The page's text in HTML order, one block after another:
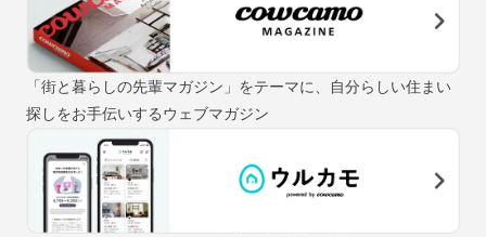
「街と暮らしの先輩マガジン」をテーマに、自分らしい住まい
探しをお手伝いするウェブマガジン